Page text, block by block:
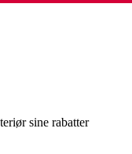
sine rabatter